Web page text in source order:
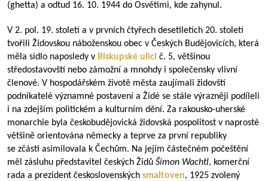
(ghetta) a odtud 16. 10. 1944 do Osvětimi, kde zahynul.
V 2. pol. 19. století a v prvních čtyřech desetiletích 20. století
tvořili Židovskou náboženskou obec v Českých Budějovicích, která
měla sídlo naposledy v Biskupské ulici č. 5, většinou
středostavovští nebo zámožní a mnohdy i společensky vlivní
členové. V hospodářském životě města zaujímali židovští
podnikatelé významné postavení a Židé se stále výrazněji podíleli
i na zdejším politickém a kulturním dění. Za rakousko-uherské
monarchie byla českobudějovická židovská pospolitost v naprosté
většině orientována německy a teprve za první republiky
se zčásti asimilovala k Čechům. Na jejím částečném počeštění
měl zásluhu představitel českých Židů Šimon Wachtl, komerční
rada a prezident československých smaltoven, 1925 zvolený